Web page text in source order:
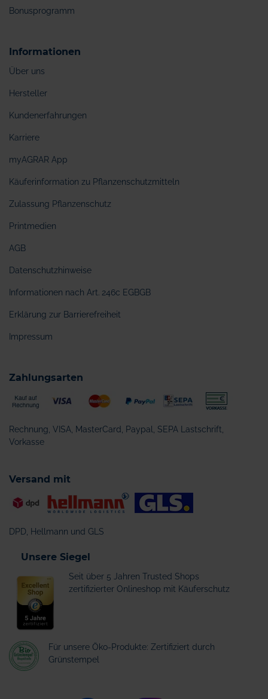
Bonusprogramm
Informationen
Über uns
Hersteller
Kundenerfahrungen
Karriere
myAGRAR App
Käuferinformation zu Pflanzenschutzmitteln
Zulassung Pflanzenschutz
Printmedien
AGB
Datenschutzhinweise
Informationen nach Art. 246c EGBGB
Erklärung zur Barrierefreiheit
Impressum
Zahlungsarten
Rechnung, VISA, MasterCard, Paypal, SEPA Lastschrift,
Vorkasse
Versand mit
DPD, Hellmann und GLS
Unsere Siegel
Seit über 5 Jahren Trusted Shops
zertifizierter Onlineshop mit Käuferschutz
Für unsere Öko-Produkte: Zertifiziert durch
Grünstempel